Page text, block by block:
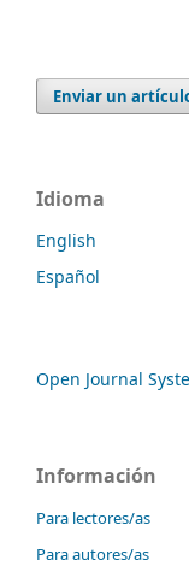
Enviar un
Idioma
English
Español
Open Journal
Información
Para lectores/as
Para autores/as